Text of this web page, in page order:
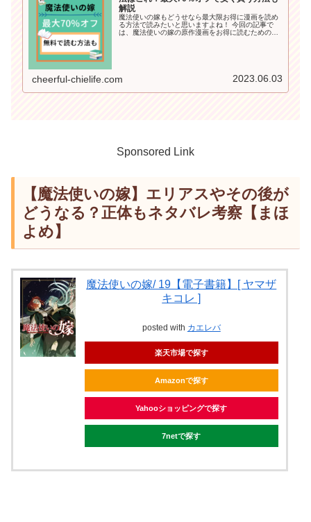
解説
魔法使いの嫁もどうせなら最大限お得に漫画を読め
る方法で読みたいと思いますよね！ 今回の記事で
は、魔法使いの嫁の原作漫画をお得に読むための
cheerful-chielife.com 2023.06.03
Sponsored Link
【魔法使いの嫁】エリアスやその後が
どうなる？正体もネタバレ考察【まほ
よめ】
魔法使いの嫁/ 19【電子書籍】[ ヤマザ
キコレ ]
posted with カエレバ
楽天市場で探す
Amazonで探す
Yahooショッピングで探す
7netで探す